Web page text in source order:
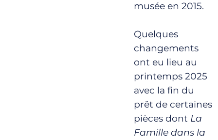
musée en 2015.
Quelques
changements
ont eu lieu au
printemps 2025
avec la fin du
prêt de certaines
pièces dont La
Famille dans la